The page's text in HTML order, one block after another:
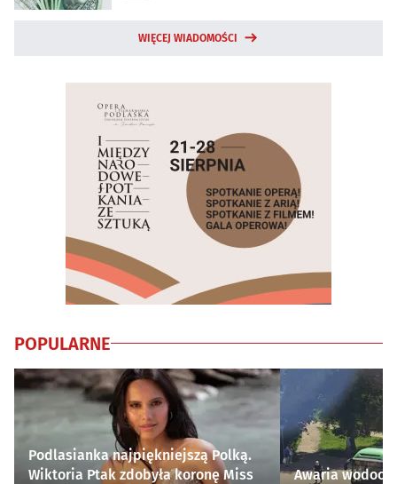
WIĘCEJ WIADOMOŚCI
POPULARNE
Podlasianka najpiękniejszą Polką.
Wiktoria Ptak zdobyła koronę Miss
Awaria